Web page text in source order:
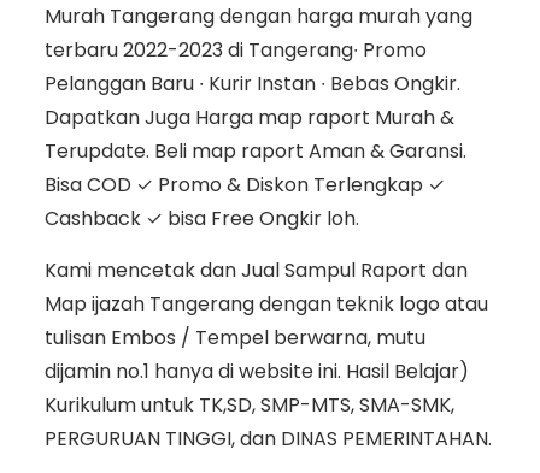
Murah Tangerang dengan harga murah yang
terbaru 2022-2023 di Tangerang∙ Promo
Pelanggan Baru ∙ Kurir Instan ∙ Bebas Ongkir.
Dapatkan Juga Harga map raport Murah &
Terupdate. Beli map raport Aman & Garansi.
Bisa COD ✓ Promo & Diskon Terlengkap ✓
Cashback ✓ bisa Free Ongkir loh.
Kami mencetak dan Jual Sampul Raport dan
Map ijazah Tangerang dengan teknik logo atau
tulisan Embos / Tempel berwarna, mutu
dijamin no.1 hanya di website ini. Hasil Belajar)
Kurikulum untuk TK,SD, SMP-MTS, SMA-SMK,
PERGURUAN TINGGI, dan DINAS PEMERINTAHAN.